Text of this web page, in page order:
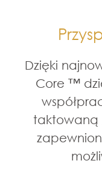
Dzięki
Core ™
taktowaną